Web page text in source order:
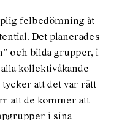
felbedömning åt
Det planerades
och bilda grupper, i
kollektivåkande
att det var rätt
att de kommer att
i sina